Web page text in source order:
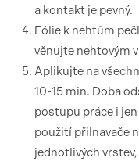
a kontakt je pevný.
Fólie k nehtům
věnujte nehtovým
Aplikujte na
10-15 min. Doba
postupu práce i
použití přilnavače
jednotlivých